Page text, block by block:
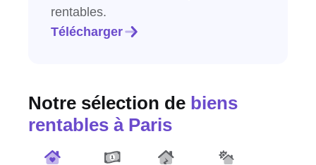
rentables.
Télécharger
Notre sélection de biens
rentables à Paris